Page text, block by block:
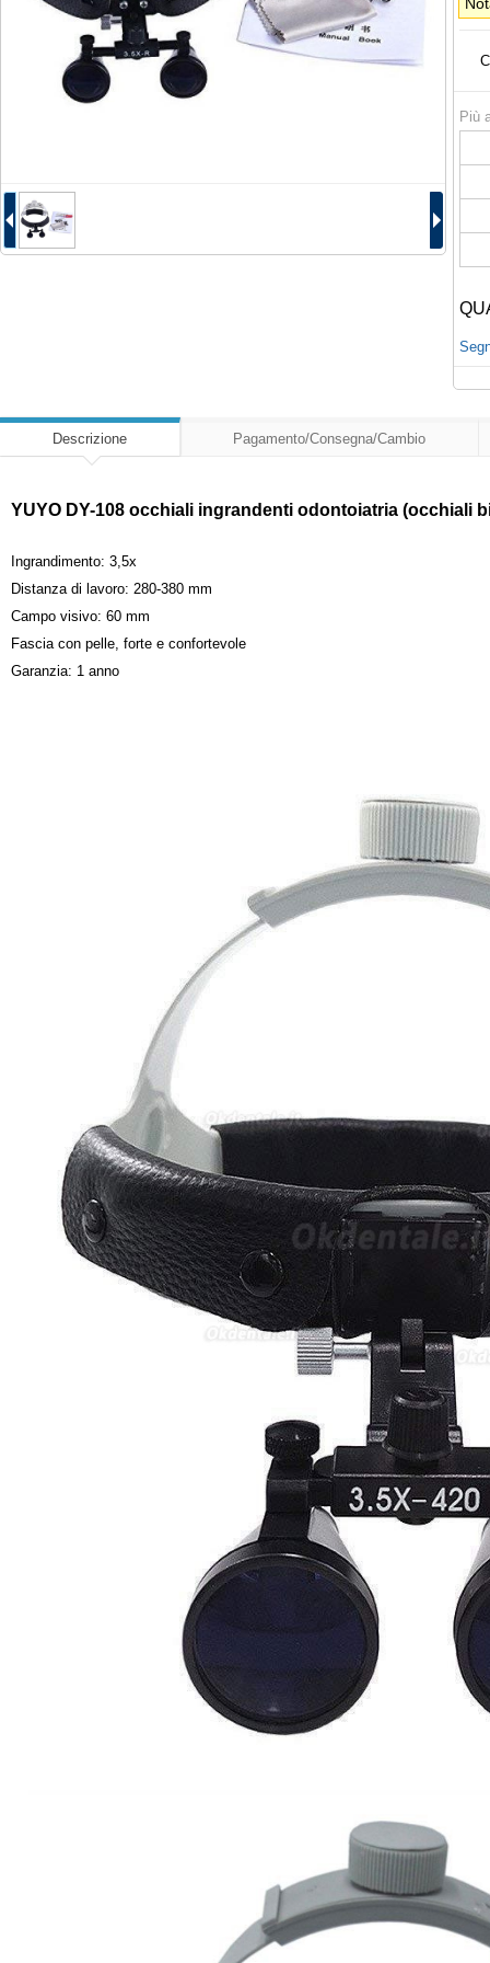
Più
Descrizione Pagamento/Consegna/Cambio
YUYO DY-108 occhiali ingrandenti odontoiatria (occhiali
Ingrandimento: 3,5x
Distanza di lavoro: 280-380 mm
Campo visivo: 60 mm
Fascia con pelle, forte e confortevole
Garanzia: 1 anno